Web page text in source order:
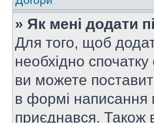
» Як мені додати
Для того, щоб
необхідно
ви можете
в формі написання
приєднався. Також